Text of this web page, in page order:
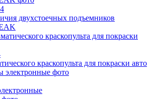
двухстоечных подъемников
краскопульта для покраски авто